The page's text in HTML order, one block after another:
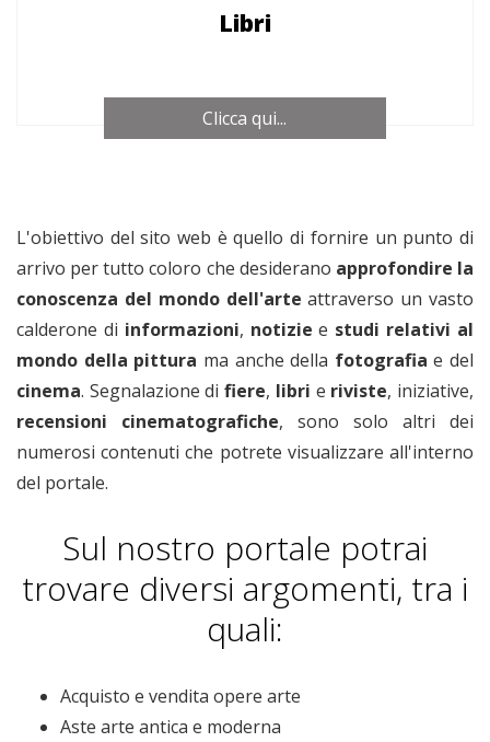
Libri
Clicca qui...
L'obiettivo del sito web è quello di fornire un punto di
arrivo per tutto coloro che desiderano approfondire la
conoscenza del mondo dell'arte attraverso un vasto
calderone di informazioni, notiziee studi relativi al
mondo della pittura ma anche della fotografiae del
cinema. Segnalazione difiere, libri e riviste, iniziative,
recensioni cinematografiche, sono solo altri dei
numerosi contenuti che potrete visualizzare all'interno
del portale.
Sul nostro portale potrai
trovare diversi argomenti, tra i
quali:
Acquisto e vendita opere arte
Aste arte antica e moderna